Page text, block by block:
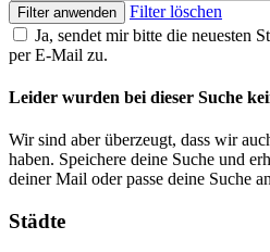
Filter anwenden
Filter löschen
Ja, sendet mir bitte die neuesten
per E-Mail zu.
Leider wurden bei dieser Suche
Wir sind aber überzeugt, dass wir
haben. Speichere deine Suche und
deiner Mail oder passe deine Suche
Städte